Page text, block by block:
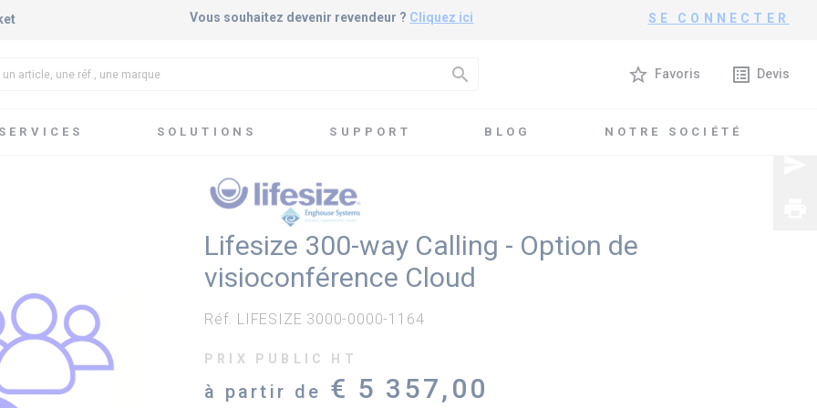
Vous souhaitez devenir revendeur ? Cliquez ici SE CONNECTER
search star_border Favoris list_alt Devis
SERVICES SOLUTIONS SUPPORT BLOG NOTRE SOCIÉTÉ
Lifesize 300-way Calling - Option de
visioconférence Cloud
Réf. LIFESIZE 3000-0000-1164
PRIX PUBLIC HT
à partir de € 5 357,00